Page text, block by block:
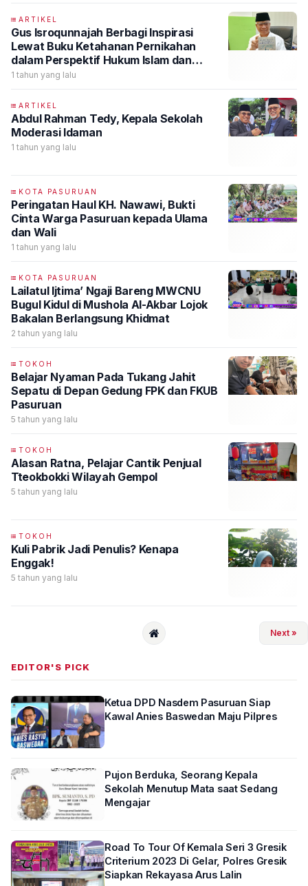
ARTIKEL
Gus Isroqunnajah Berbagi Inspirasi
Lewat Buku Ketahanan Pernikahan
dalam Perspektif Hukum Islam dan
Psikologi
1 tahun yang lalu
ARTIKEL
Abdul Rahman Tedy, Kepala Sekolah
Moderasi Idaman
1 tahun yang lalu
KOTA PASURUAN
Peringatan Haul KH. Nawawi, Bukti
Cinta Warga Pasuruan kepada Ulama
dan Wali
1 tahun yang lalu
KOTA PASURUAN
Lailatul Ijtima’ Ngaji Bareng MWCNU
Bugul Kidul di Mushola Al-Akbar Lojok
Bakalan Berlangsung Khidmat
2 tahun yang lalu
TOKOH
Belajar Nyaman Pada Tukang Jahit
Sepatu di Depan Gedung FPK dan FKUB
Pasuruan
5 tahun yang lalu
TOKOH
Alasan Ratna, Pelajar Cantik Penjual
Tteokbokki Wilayah Gempol
5 tahun yang lalu
TOKOH
Kuli Pabrik Jadi Penulis? Kenapa
Enggak!
5 tahun yang lalu
Next »
EDITOR'S PICK
Ketua DPD Nasdem Pasuruan Siap
Kawal Anies Baswedan Maju Pilpres
Pujon Berduka, Seorang Kepala
Sekolah Menutup Mata saat Sedang
Mengajar
Road To Tour Of Kemala Seri 3 Gresik
Criterium 2023 Di Gelar, Polres Gresik
Siapkan Rekayasa Arus Lalin